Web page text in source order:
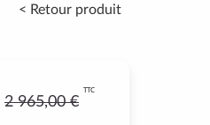
< Retour produit
2 965,00 €
TTC